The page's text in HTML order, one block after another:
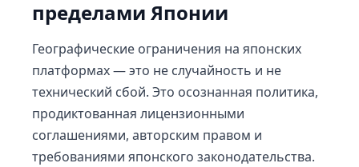
пределами Японии
Географические ограничения на японских
платформах — это не случайность и не
технический сбой. Это осознанная политика,
продиктованная лицензионными
соглашениями, авторским правом и
требованиями японского законодательства.